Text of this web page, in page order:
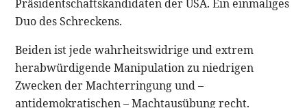
Präsidentschaftskandidaten der USA. Ein einmaliges
Duo des Schreckens.
Beiden ist jede wahrheitswidrige und extrem
herabwürdigende Manipulation zu niedrigen
Zwecken der Machterringung und –
antidemokratischen – Machtausübung recht.